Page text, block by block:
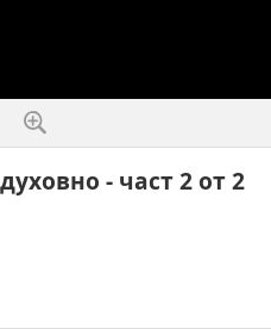
- част 2 от 2